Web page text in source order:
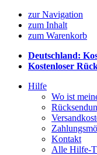
zur Navigation
zum Inhalt
zum Warenkorb
Deutschland:
Kostenloser
Hilfe
Wo ist
Kontakt
Alle Hilfe-